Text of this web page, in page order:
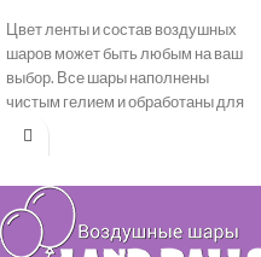
Цвет ленты и состав воздушных
шаров может быть любым на ваш
выбор. Все шары наполнены
чистым гелием и обработаны для
длительного полета.
Фольгированные цифры 99 см - 2 шт
(розовое золото)
Фольгированные шары “Сердца” - 4